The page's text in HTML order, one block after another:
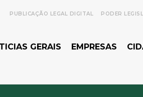
PUBLICAÇÃO LEGAL DIGITAL PODER
GERAIS EMPRESAS